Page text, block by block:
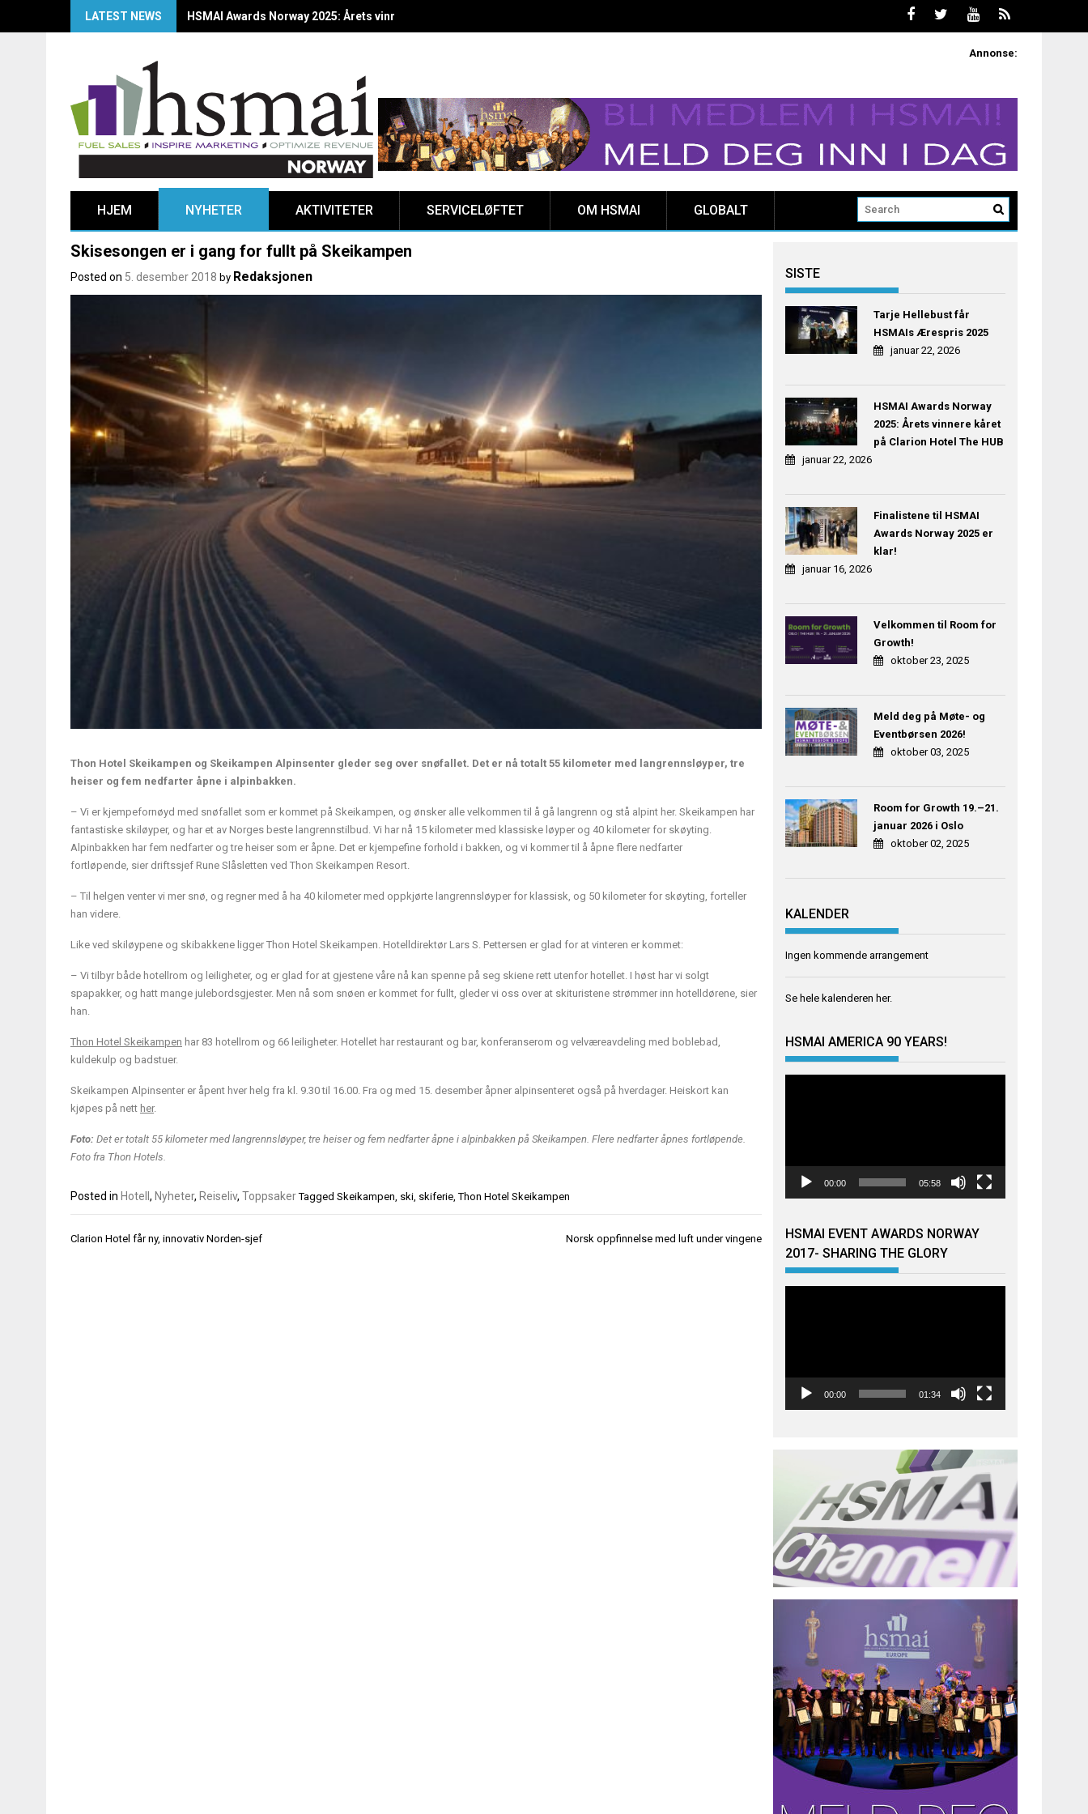
LATEST NEWS HSMAI Awards Norway 2025: Årets vinnere kåret på Clarion Hotel The HUB
Annonse:
HJEM NYHETER AKTIVITETER SERVICELØFTET OM HSMAI GLOBALT
Skisesongen er i gang for fullt på Skeikampen
Posted on 5. desember 2018 by Redaksjonen
Thon Hotel Skeikampen og Skeikampen Alpinsenter gleder seg over snøfallet. Det er nå totalt 55 kilometer med langrennsløyper, tre
heiser og fem nedfarter åpne i alpinbakken.
– Vi er kjempefornøyd med snøfallet som er kommet på Skeikampen, og ønsker alle velkommen til å gå langrenn og stå alpint her. Skeikampen har
fantastiske skiløyper, og har et av Norges beste langrennstilbud. Vi har nå 15 kilometer med klassiske løyper og 40 kilometer for skøyting.
Alpinbakken har fem nedfarter og tre heiser som er åpne. Det er kjempefine forhold i bakken, og vi kommer til å åpne flere nedfarter
fortløpende, sier driftssjef Rune Slåsletten ved Thon Skeikampen Resort.
– Til helgen venter vi mer snø, og regner med å ha 40 kilometer med oppkjørte langrennsløyper for klassisk, og 50 kilometer for skøyting, forteller
han videre.
Like ved skiløypene og skibakkene ligger Thon Hotel Skeikampen. Hotelldirektør Lars S. Pettersen er glad for at vinteren er kommet:
– Vi tilbyr både hotellrom og leiligheter, og er glad for at gjestene våre nå kan spenne på seg skiene rett utenfor hotellet. I høst har vi solgt
spapakker, og hatt mange julebordsgjester. Men nå som snøen er kommet for fullt, gleder vi oss over at skituristene strømmer inn hotelldørene, sier
han.
Thon Hotel Skeikampen har 83 hotellrom og 66 leiligheter. Hotellet har restaurant og bar, konferanserom og velværeavdeling med boblebad,
kuldekulp og badstuer.
Skeikampen Alpinsenter er åpent hver helg fra kl. 9.30 til 16.00. Fra og med 15. desember åpner alpinsenteret også på hverdager. Heiskort kan
kjøpes på nett her.
Foto: Det er totalt 55 kilometer med langrennsløyper, tre heiser og fem nedfarter åpne i alpinbakken på Skeikampen. Flere nedfarter åpnes fortløpende.
Foto fra Thon Hotels.
Posted in Hotell , Nyheter, Reiseliv, Toppsaker Tagged Skeikampen ski skiferie ,Thon Hotel Skeikampen
Innleggsnavigasjon
Clarion Hotel får ny, innovativ Norden-sjef Norsk oppfinnelse med luft under vingene
SISTE
Tarje Hellebust får
HSMAIs Ærespris 2025
januar 22, 2026
HSMAI Awards Norway
2025: Årets vinnere kåret
på Clarion Hotel The HUB
januar 22, 2026
Finalistene til HSMAI
Awards Norway 2025 er
klar!
januar 16, 2026
Velkommen til Room for
Growth!
oktober 23, 2025
Meld deg på Møte- og
Eventbørsen 2026!
oktober 03, 2025
Room for Growth 19.–21.
januar 2026 i Oslo
oktober 02, 2025
KALENDER
Ingen kommende arrangement
Se hele kalenderen her.
HSMAI AMERICA 90 YEARS!
00:00 05:58
HSMAI EVENT AWARDS NORWAY
2017- SHARING THE GLORY
00:00 01:34